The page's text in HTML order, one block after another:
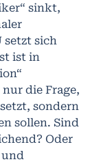
sinkt,
setzt sich
ist in
die Frage,
sondern
sollen. Sind
Oder